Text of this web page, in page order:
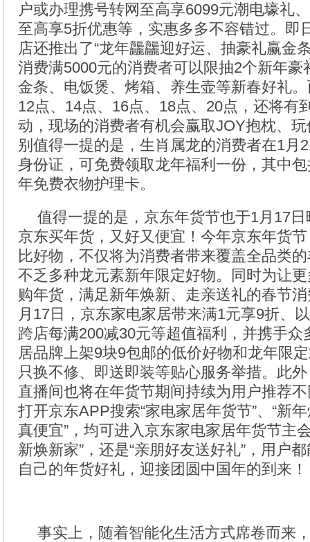
户或办理携号转网至高享6099元潮电壕礼
至高享5折优惠等，实惠多多不容错过。即
店还推出了“龙年龘龘迎好运、抽豪礼赢金
消费满5000元的消费者可以限抽2个新年豪
金条、电饭煲、烤箱、养生壶等新春好礼
12点、14点、16点、18点、20点，还将有
动，现场的消费者有机会赢取JOY抱枕、
别值得一提的是，生肖属龙的消费者在1月
身份证，可免费领取龙年福利一份，其中
年免费衣物护理卡。
值得一提的是，京东年货节也于1月17
京东买年货，又好又便宜！今年京东年货
比好物，不仅将为消费者带来覆盖全品类
不乏多种龙元素新年限定好物。同时为让
购年货，满足新年焕新、走亲送礼的春节
月17日，京东家电家居带来满1元享9折、
跨店每满200减30元等超值福利，并携手众
居品牌上架9块9包邮的低价好物和龙年限
只换不修、即送即装等贴心服务举措。此
直播间也将在年货节期间持续为用户推荐
打开京东APP搜索“家电家居年货节”、“新
真便宜”，均可进入京东家电家居年货节主
新焕新家”，还是“亲朋好友送好礼”，用户
自己的年货好礼，迎接团圆中国年的到来！
事实上，随着智能化生活方式席卷而来